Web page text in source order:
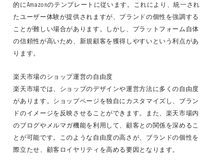
的にAmazonのテンプレートに従います。これにより、統一され
たユーザー体験が提供されますが、ブランドの個性を強調する
ことが難しい場合があります。しかし、プラットフォーム自体
の信頼性が高いため、新規顧客を獲得しやすいという利点があ
ります。
楽天市場のショップ運営の自由度
楽天市場では、ショップのデザインや運営方法に多くの自由度
があります。ショップページを独自にカスタマイズし、ブラン
ドのイメージを反映させることができます。また、楽天市場内
のブログやメルマガ機能を利用して、顧客との関係を深めるこ
とが可能です。このような自由度の高さが、ブランドの個性を
際立たせ、顧客ロイヤリティを高める要因となります。